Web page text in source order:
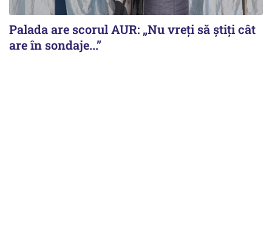
Palada are scorul AUR: „Nu vreți să știți cât
are în sondaje...”